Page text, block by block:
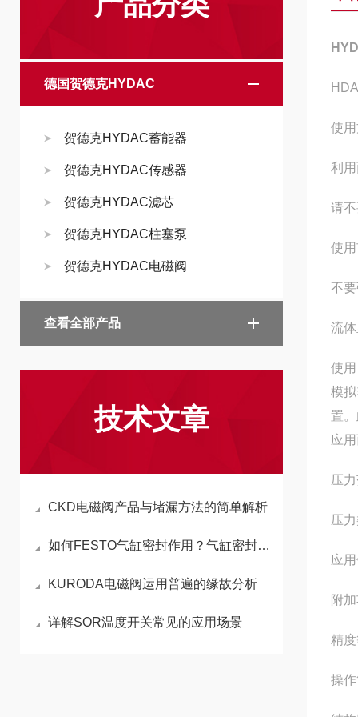
德国贺德克HYDAC
贺德克HYDAC蓄能器
贺德克HYDAC传感器
贺德克HYDAC滤芯
贺德克HYDAC柱塞泵
贺德克HYDAC电磁阀
查看全部产品
技术文章
CKD电磁阀产品与堵漏方法的简单解析
如何FESTO气缸密封作用？气缸密封测试
KURODA电磁阀运用普遍的缘故分析
详解SOR温度开关常见的应用场景
使
利
请
使
不
流
使
模
置
应
压
压
应
附
精
操